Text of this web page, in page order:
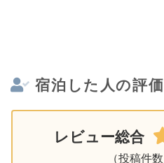
宿泊した人の評価
レビュー総合
（投稿件数